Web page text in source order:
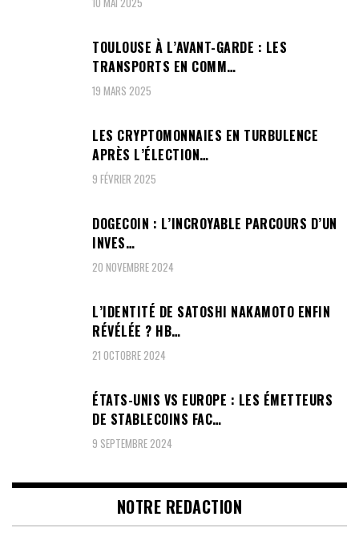
TOULOUSE À L’AVANT-GARDE : LES
TRANSPORTS EN COMM…
19 MARS 2025
LES CRYPTOMONNAIES EN TURBULENCE
APRÈS L’ÉLECTION…
9 FÉVRIER 2025
DOGECOIN : L’INCROYABLE PARCOURS D’UN
INVES…
20 NOVEMBRE 2024
L’IDENTITÉ DE SATOSHI NAKAMOTO ENFIN
RÉVÉLÉE ? HB…
21 OCTOBRE 2024
ÉTATS-UNIS VS EUROPE : LES ÉMETTEURS
DE STABLECOINS FAC…
9 SEPTEMBRE 2024
NOTRE REDACTION